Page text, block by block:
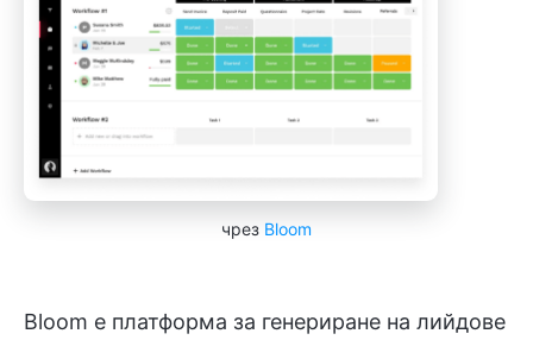
чрез Bloom
Bloom е платформа за генериране на лийдове